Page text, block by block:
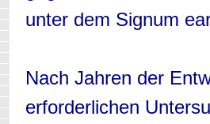
unter dem Signum
Nach Jahren der
erforderlichen